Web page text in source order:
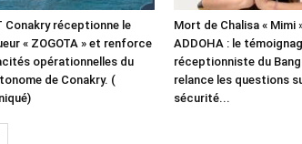
Conakry réceptionne le
« ZOGOTA » et renforce
opérationnelles du
de Conakry. (
Mort de Chalisa « Mimi
ADDOHA : le
réceptionniste du
relance les questions
sécurité...